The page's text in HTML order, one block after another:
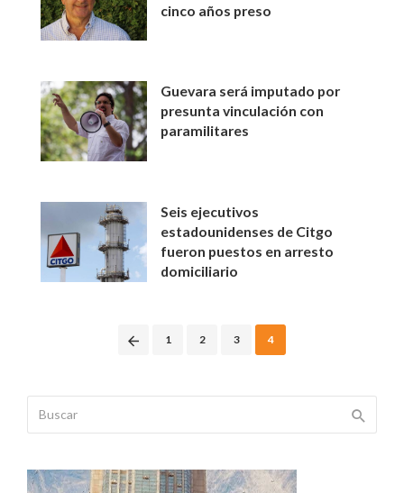
cinco años preso
Guevara será imputado por
presunta vinculación con
paramilitares
Seis ejecutivos
estadounidenses de Citgo
fueron puestos en arresto
domiciliario
1 2 3 4